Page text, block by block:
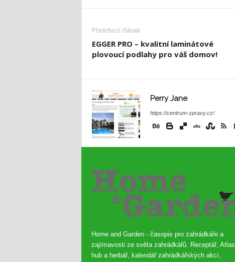
Předchozí článek
EGGER PRO – kvalitní laminátové
plovoucí podlahy pro váš domov!
Perry Jane
https://centrum-zpravy.cz/
Home and Garden - časopis pro zahrádkáře a
zajímavosti ze světa zahrádkářů. Receptář, Atlas
hub a herbář, kalendář zahrádkářských akcí,